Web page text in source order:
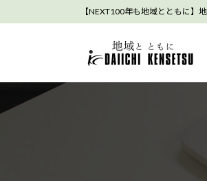
ン
ス
ビ
ン
【NEXT100年も地域とともに